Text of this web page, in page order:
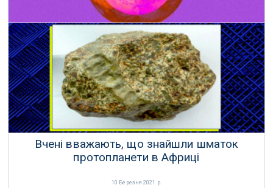
Вчені нарешті виміряли розмір ядра Марса
19 Березня 2021 р.
Вчені вважають, що знайшли шматок
протопланети в Африці
10 Березня 2021 р.